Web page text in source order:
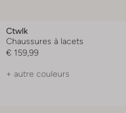
Ctwlk
Chaussures à lacets
€ 159,99
+ autre couleurs